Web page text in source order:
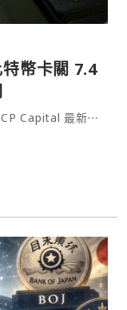
幣卡關 7.4
Capital 最新⋯